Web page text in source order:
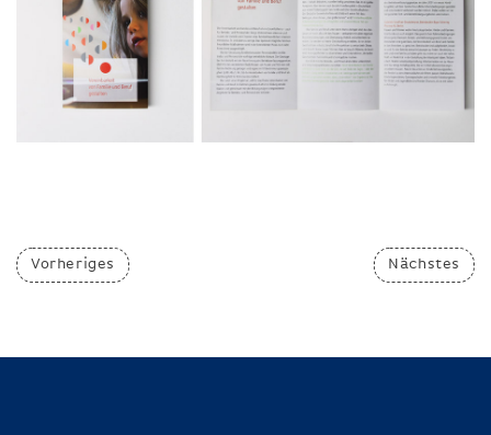
Vorheriges Nächstes